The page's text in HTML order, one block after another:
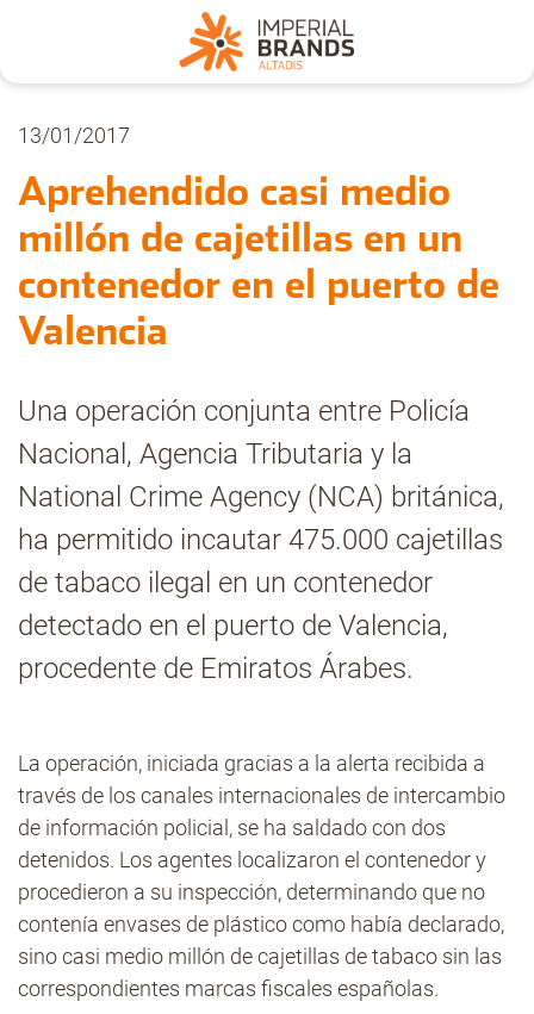
Nosotros
Secciones
Denuncia
Archivo
Estadísticas CMT
Contacto
13/01/2017
Aprehendido casi medio
millón de cajetillas en un
contenedor en el puerto de
Valencia
Una operación conjunta entre Policía
Nacional, Agencia Tributaria y la
National Crime Agency (NCA) británica,
ha permitido incautar 475.000 cajetillas
de tabaco ilegal en un contenedor
detectado en el puerto de Valencia,
procedente de Emiratos Árabes.
La operación, iniciada gracias a la alerta recibida a
través de los canales internacionales de intercambio
de información policial, se ha saldado con dos
detenidos. Los agentes localizaron el contenedor y
procedieron a su inspección, determinando que no
contenía envases de plástico como había declarado,
sino casi medio millón de cajetillas de tabaco sin las
correspondientes marcas fiscales españolas.